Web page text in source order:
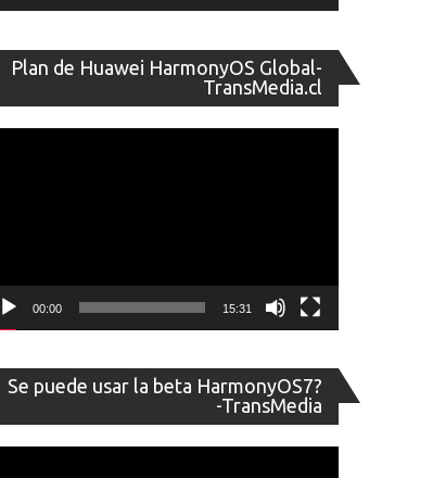
Plan de Huawei HarmonyOS Global-
TransMedia.cl
de
vídeo
00:00 15:31
Se puede usar la beta HarmonyOS7?
-TransMedia
de
vídeo